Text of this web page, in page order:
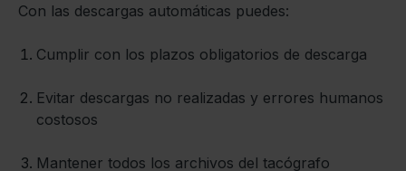
Con las descargas automáticas puedes:
Cumplir con los plazos obligatorios de descarga
Evitar descargas no realizadas y errores humanos
costosos
Mantener todos los archivos del tacógrafo